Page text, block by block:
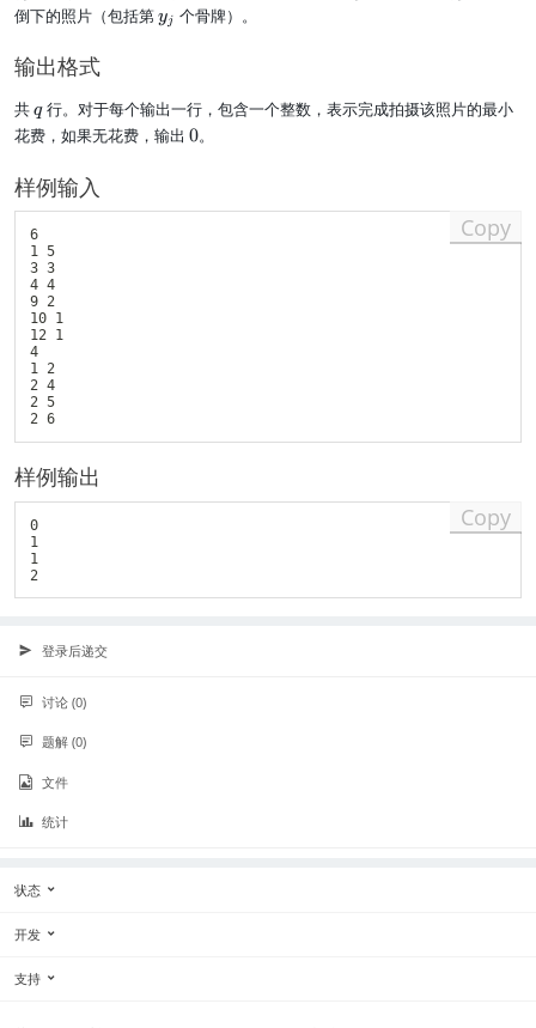
\
1
^
)
l
9
2
\
d
ts
<
_
{
q
q
q
2
\
es
j
\l
_
倒下的照片（包括第y
_
yj 个骨牌）。
输出格式
共q
q行。对于每个输出一行，包含一个整数，表示完成拍摄该照片的最小
花费，如果无花费，输出0
0。
样例输入
6
1 5
3 3
4 4
9 2
10 1
12 1
4
1 2
2 4
2 5
2 6
Copy
样例输出
0
1
1
Copy
登录后递交
讨论 (0)
题解 (0)
文件
统计
状态
开发
支持